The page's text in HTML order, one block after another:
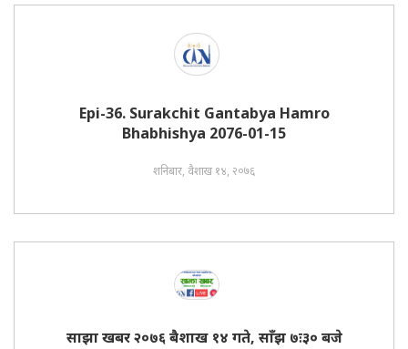
Epi-36. Surakchit Gantabya Hamro
Bhabhishya 2076-01-15
शनिबार, वैशाख १४, २०७६
साझा खबर २०७६ बैशाख १४ गते, साँझ ७ः३० बजे